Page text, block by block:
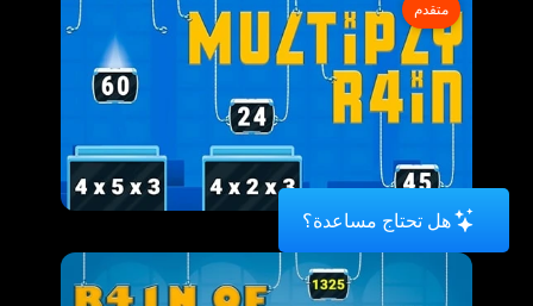
متقدم
هل تحتاج مساعدة؟